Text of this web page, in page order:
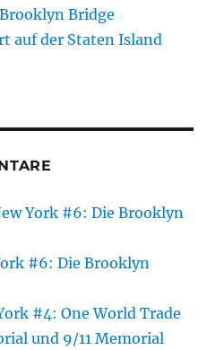
Bridge
auf der Staten Island
York #6: Die Brooklyn
#6: Die Brooklyn
#4: One World Trade
und 9/11 Memorial